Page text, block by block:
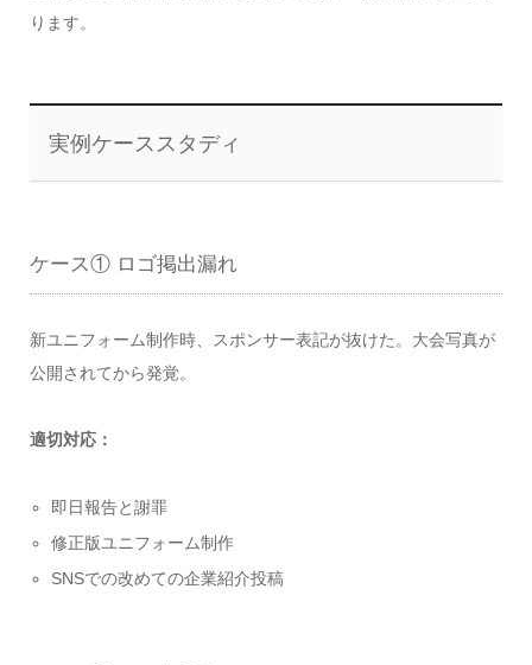
ります。
実例ケーススタディ
ケース① ロゴ掲出漏れ
新ユニフォーム制作時、スポンサー表記が抜けた。大会写真が
公開されてから発覚。
適切対応：
即日報告と謝罪
修正版ユニフォーム制作
SNSでの改めての企業紹介投稿